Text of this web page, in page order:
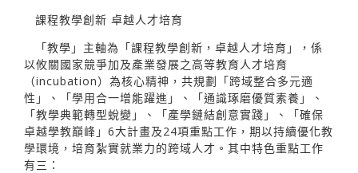
課程教學創新 卓越人才培育
「教學」主軸為「課程教學創新，卓越人才培育」，係
以攸關國家競爭加及產業發展之高等教育人才培育
（incubation）為核心精神，共規劃「跨域整合多元適
性」、「學用合一增能躍進」、「通識琢磨優質素養」、
「教學典範轉型蛻變」、「產學鏈結創意實踐」、「確保
卓越學教巔峰」6大計畫及24項重點工作，期以持續優化教
學環境，培育紮實就業力的跨域人才。其中特色重點工作
有三：